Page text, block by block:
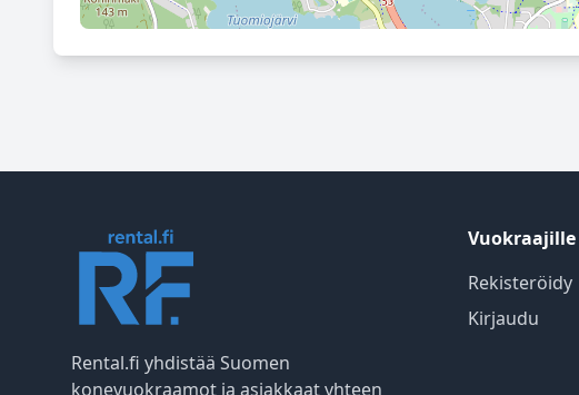
Rental.fi yhdistää Suomen
konevuokraamot ja asiakkaat yhteen
Vuokraajille
Rekisteröidy
Kirjaudu